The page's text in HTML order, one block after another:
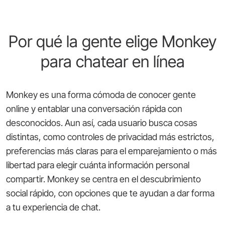
Por qué la gente elige Monkey
para chatear en línea
Monkey es una forma cómoda de conocer gente
online y entablar una conversación rápida con
desconocidos. Aun así, cada usuario busca cosas
distintas, como controles de privacidad más estrictos,
preferencias más claras para el emparejamiento o más
libertad para elegir cuánta información personal
compartir. Monkey se centra en el descubrimiento
social rápido, con opciones que te ayudan a dar forma
a tu experiencia de chat.